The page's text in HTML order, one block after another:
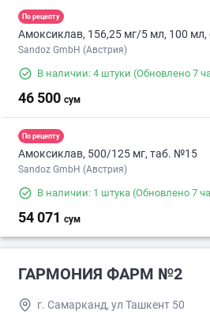
По рецепту
Амоксиклав, 156,25 мг/5 мл, 100 мл,
Sandoz GmbH (Австрия)
В наличии: 4 штуки (Обновлено 7
46 500 сум
По рецепту
Амоксиклав, 500/125 мг, таб. №15
Sandoz GmbH (Австрия)
В наличии: 1 штука (Обновлено 7
54 071 сум
ГАРМОНИЯ ФАРМ №2
г. Самарканд, ул Ташкент 50